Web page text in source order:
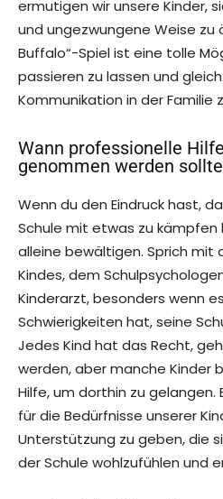
ermutigen wir unsere Kinder,
und ungezwungene Weise zu
Buffalo“-Spiel ist eine tolle
passieren zu lassen und
Kommunikation in der Familie
Wann professionelle
genommen werden sollte
Wenn du den Eindruck hast,
Schule mit etwas zu
alleine bewältigen. Sprich mit
Kindes, dem
Kinderarzt, besonders wenn
Schwierigkeiten hat, seine
Jedes Kind hat das Recht,
werden, aber manche Kinder
Hilfe, um dorthin zu gelangen.
für die Bedürfnisse unserer
Unterstützung zu geben, die
der Schule wohlzufühlen und